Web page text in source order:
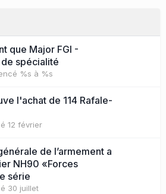
que Major FGI -
spécialité
%s à %s
l'achat de 114 Rafale-
12 février
de l’armement a
NH90 «Forces
série
30 juillet